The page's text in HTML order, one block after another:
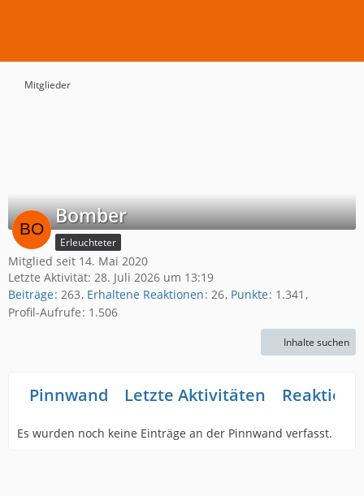
Mitglieder
Bomber
Erleuchteter
Mitglied seit 14. Mai 2020
Letzte Aktivität: 28. Juli 2026 um 13:19
Beiträge 263 Erhaltene Reaktionen 26 Punkte 1.341
Profil-Aufrufe 1.506
Inhalte suchen
Pinnwand Letzte Aktivitäten
Es wurden noch keine Einträge an der Pinnwand verfasst.